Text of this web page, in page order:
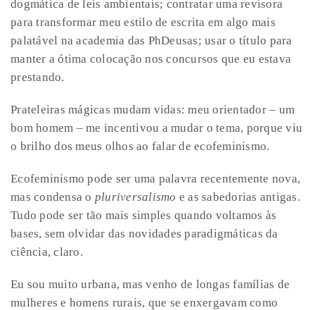
dogmática de leis ambientais; contratar uma revisora
para transformar meu estilo de escrita em algo mais
palatável na academia das PhDeusas; usar o título para
manter a ótima colocação nos concursos que eu estava
prestando.
Prateleiras mágicas mudam vidas: meu orientador – um
bom homem – me incentivou a mudar o tema, porque viu
o brilho dos meus olhos ao falar de ecofeminismo.
Ecofeminismo pode ser uma palavra recentemente nova,
mas condensa o pluriversalismo e as sabedorias antigas.
Tudo pode ser tão mais simples quando voltamos às
bases, sem olvidar das novidades paradigmáticas da
ciência, claro.
Eu sou muito urbana, mas venho de longas famílias de
mulheres e homens rurais, que se enxergavam como